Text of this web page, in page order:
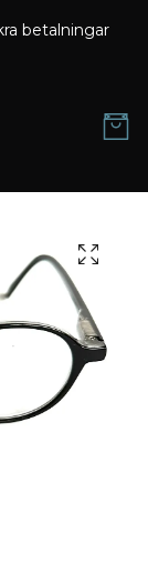
betalningar